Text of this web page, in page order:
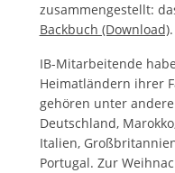
zusammengestellt:
Backbuch (Download).
IB-Mitarbeitende
Heimatländern ihrer
gehören unter
Deutschland,
Italien,
Portugal. Zur